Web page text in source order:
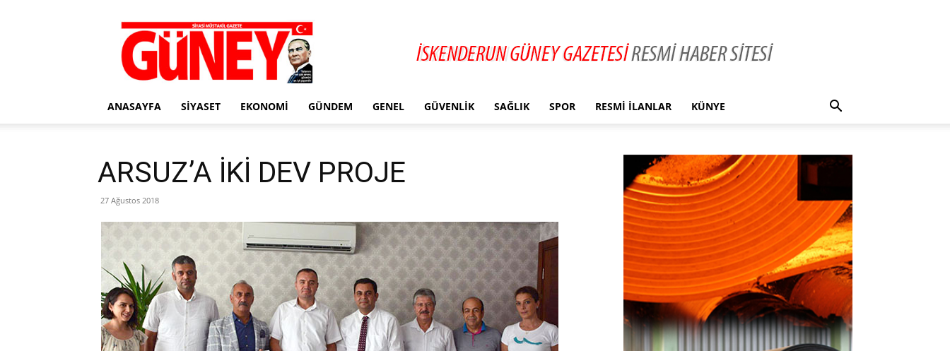
Gazete
Güney
ANASAYFA SIYASET EKONOMI GÜNDEM GENEL GÜVENLIK SAĞLIK SPOR RESMI İLANLAR KÜNYE
ARSUZ’A İKİ DEV PROJE
27 Ağustos 2018